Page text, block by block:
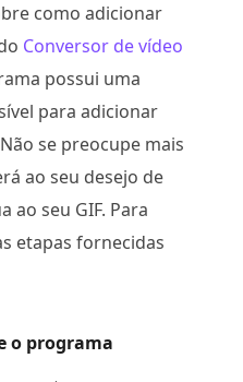
como adicionar
Conversor de vídeo
possui uma
para adicionar
se preocupe mais
ao seu desejo de
ao seu GIF. Para
etapas fornecidas
o programa